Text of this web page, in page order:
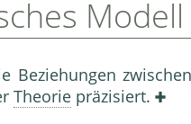
Modell
Beziehungen
Theorie präzisiert.